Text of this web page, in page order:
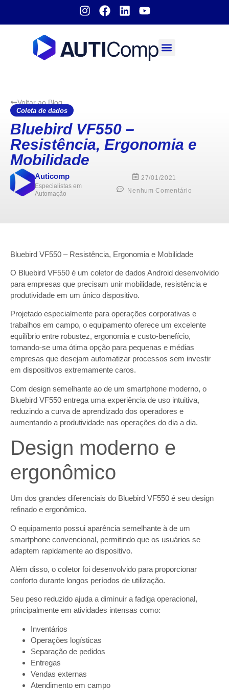
Voltar ao Blog
Coleta de dados
Bluebird VF550 –
Resistência, Ergonomia e
Mobilidade
Auticomp
Especialistas em
Automação
27/01/2021
Nenhum Comentário
Bluebird VF550 – Resistência, Ergonomia e Mobilidade
O Bluebird VF550 é um coletor de dados Android desenvolvido
para empresas que precisam unir mobilidade, resistência e
produtividade em um único dispositivo.
Projetado especialmente para operações corporativas e
trabalhos em campo, o equipamento oferece um excelente
equilíbrio entre robustez, ergonomia e custo-benefício,
tornando-se uma ótima opção para pequenas e médias
empresas que desejam automatizar processos sem investir
em dispositivos extremamente caros.
Com design semelhante ao de um smartphone moderno, o
Bluebird VF550 entrega uma experiência de uso intuitiva,
reduzindo a curva de aprendizado dos operadores e
aumentando a produtividade nas operações do dia a dia.
Design moderno e
ergonômico
Um dos grandes diferenciais do Bluebird VF550 é seu design
refinado e ergonômico.
O equipamento possui aparência semelhante à de um
smartphone convencional, permitindo que os usuários se
adaptem rapidamente ao dispositivo.
Além disso, o coletor foi desenvolvido para proporcionar
conforto durante longos períodos de utilização.
Seu peso reduzido ajuda a diminuir a fadiga operacional,
principalmente em atividades intensas como:
Inventários
Operações logísticas
Separação de pedidos
Entregas
Vendas externas
Atendimento em campo